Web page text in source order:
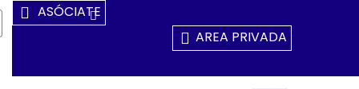
Ir
Al
ASÓCIATE
AREA PRIVADA